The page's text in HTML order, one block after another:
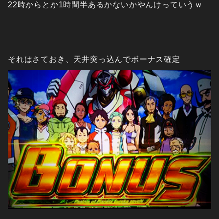
22時からとか1時間半あるかないかやんけっていうｗ
それはさておき、天井突っ込んでボーナス確定